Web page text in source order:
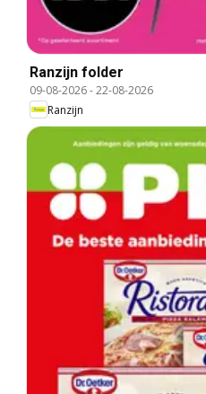
Ranzijn folder
09-08-2026-22-08-2026
Ranzijn